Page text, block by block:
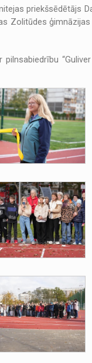
priekšsēdētājs
Zolitūdes